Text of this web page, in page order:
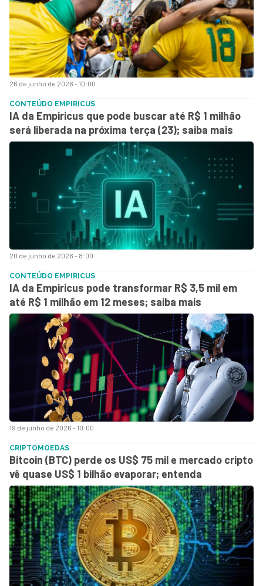
26 de junho de 2026 - 10:00
20 de junho de 2026 - 8:00
CONTEÚDO EMPIRICUS
IA da Empiricus que pode buscar até R$ 1 milhão
será liberada na próxima terça (23); saiba mais
19 de junho de 2026 - 10:00
CONTEÚDO EMPIRICUS
IA da Empiricus pode transformar R$ 3,5 mil em
até R$ 1 milhão em 12 meses; saiba mais
CRIPTOMOEDAS
Bitcoin (BTC) perde os US$ 75 mil e mercado cripto
vê quase US$ 1 bilhão evaporar; entenda